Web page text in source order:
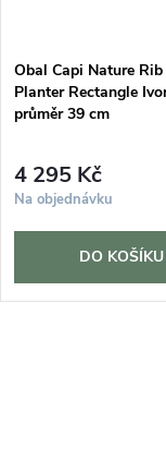
Obal Capi Nature
Planter Rectangle
průměr 39 cm
4 295 Kč
Na objednávku
DO KOŠÍKU